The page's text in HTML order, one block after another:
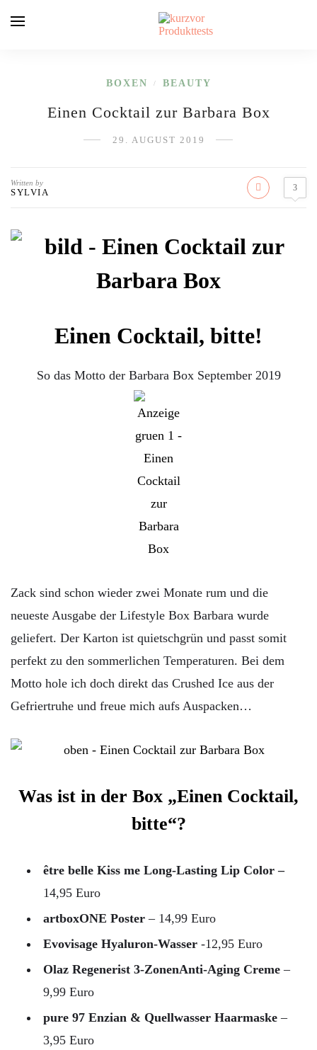
BOXEN / BEAUTY
Einen Cocktail zur Barbara Box
29. AUGUST 2019
Written by
SYLVIA 3
Einen Cocktail, bitte!
So das Motto der Barbara Box September 2019
Zack sind schon wieder zwei Monate rum und die
neueste Ausgabe der Lifestyle Box Barbara wurde
geliefert. Der Karton ist quietschgrün und passt somit
perfekt zu den sommerlichen Temperaturen. Bei dem
Motto hole ich doch direkt das Crushed Ice aus der
Gefriertruhe und freue mich aufs Auspacken…
Was ist in der Box „Einen Cocktail,
bitte“?
être belle Kiss me Long-Lasting Lip Color –
14,95 Euro
artboxONE Poster – 14,99 Euro
Evovisage Hyaluron-Wasser -12,95 Euro
Olaz Regenerist 3-ZonenAnti-Aging Creme‎–
9,99 Euro
pure 97 Enzian & Quellwasser Haarmaske –
3,95 Euro